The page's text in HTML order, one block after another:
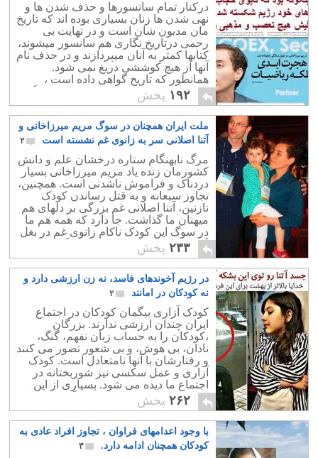
درکنار تمام سانسورها و حذف شدن ها و
نهی شدن ها زنان بسیاری بوده اند که تاریخ
مان مدیون شان است و در نهایت بی
رحمی درتاریخ نگاری هم سانسور میشوند،
کتابها کمتر به آنان میپردازند و در حذف نام
آنها از هیچ کوششی دریغ نمی شود.
همانطور که تاریخ گواهی داده است ،
سرزمین ایران سرای زنان دلاور و بزرگی
بوده و هست که در تنگناها جانشان را برای
ایران فدا نموده اند و با وجود همه تبعیضها و
مرد سالاری جامعه بیمار ، توانسته اند در
بدترین شرایط به کمک میهن زخم خورده
خویش بیایند. به امید آزادی تمامی زنان
۱۹۲ پخش
ملت ایران همچنان در سوگ مریم میرزاخانی و
آتنا اصلانی سر به زانوی غم نشسته است
۲
مرگ نابهنگام ستاره درخشان علم و دانش
کشورمان زنده یاد مریم میرزاخانی بسیار
دردناک و فراموش ناشدنی است. همچنین،
تجاوز سبعانه و به قتل رساندن کودک
نازنین، آتنا اصلانی غم بزرگی بر دلهای هم
میهنان ما گذاشت. جا دارد که همه هم ما
در سوگ این کودک ناکام زانوی غم در بغل
گیریم و خود را جای خانواده او گذاریم.
۲۳۳ پخش
در رژیم آخوندهای فاسد، نه زن ارزشی دارد و
نه کودکان در امانند
۲
کودک آزاری بیگمان کودکان در اجتماع
ایران چندان ارزشی ندارند. بزرگان
،کودکان را به حساب زبان نفهم، گنگ،
نادان، بی هوش، و بی شعور تصور می کنند
و رفتارشان با آنها نامتعادل است. کودک
آزاری و عمل سکسی نیز شوربختانه در
اجتماع ما دیده می شود. بسیاری از این
تجاوزهای به حریم کودکان، ناگفته و پنهان
می ماند.
۲۶۲ پخش
با وجود اعدامهای فراوان ، تجاوز افراد عادی به
کودکان همچنان ادامه دارد.
۳